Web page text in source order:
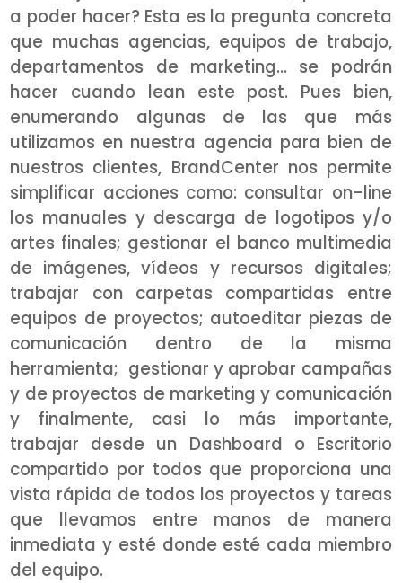
a poder hacer? Esta es la pregunta concreta
que muchas agencias, equipos de trabajo,
departamentos de marketing… se podrán
hacer cuando lean este post. Pues bien,
enumerando algunas de las que más
utilizamos en nuestra agencia para bien de
nuestros clientes, BrandCenter nos permite
simplificar acciones como: consultar on-line
los manuales y descarga de logotipos y/o
artes finales; gestionar el banco multimedia
de imágenes, vídeos y recursos digitales;
trabajar con carpetas compartidas entre
equipos de proyectos; autoeditar piezas de
comunicación dentro de la misma
herramienta; gestionar y aprobar campañas
y de proyectos de marketing y comunicación
y finalmente, casi lo más importante,
trabajar desde un Dashboard o Escritorio
compartido por todos que proporciona una
vista rápida de todos los proyectos y tareas
que llevamos entre manos de manera
inmediata y esté donde esté cada miembro
del equipo.